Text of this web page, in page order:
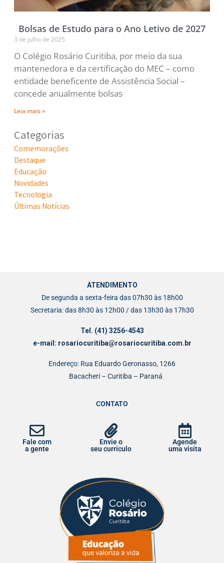
Bolsas de Estudo para o Ano Letivo de 2027
3 de julho de 2025
O Colégio Rosário Curitiba, por meio da sua
mantenedora e da certificação do MEC – como
entidade beneficente de Assistência Social –
concede anualmente bolsas
Leia mais »
Categorias
Comemorações
Destaque
Educação
Novidades
Tecnologia
Últimas Notícias
ATENDIMENTO
De segunda a sexta-feira das 07h30 às 18h00
Secretaria: das 8h30 às 12h00 / das 13h30 às 17h30
Tel. (41) 3256-4543
e-mail: rosariocuritiba@rosariocuritiba.com.br
Endereço: Rua Eduardo Geronasso, 1266
Bacacheri – Curitiba – Paraná
CONTATO
Fale com
a gente
Envie o
seu currículo
Agende
uma visita